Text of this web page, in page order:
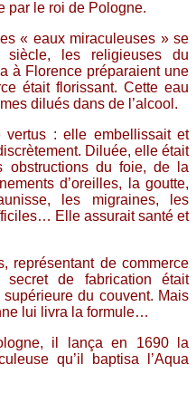
par le roi de Pologne.
« eaux miraculeuses » se
siècle, les religieuses du
à Florence préparaient une
était florissant. Cette eau
dilués dans de l’alcool.
vertus : elle embellissait et
Diluée, elle était
obstructions du foie, de la
d’oreilles, la goutte,
les migraines, les
Elle assurait santé et
représentant de commerce
secret de fabrication était
du couvent. Mais
lui livra la formule…
il lança en 1690
la
qu’il baptisa l’Aqua